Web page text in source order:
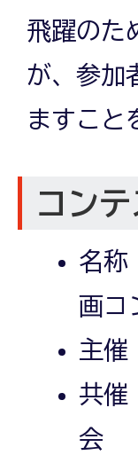
飛躍のた
が、参加
ますこと
コン
名称
画コ
主催
共催
会